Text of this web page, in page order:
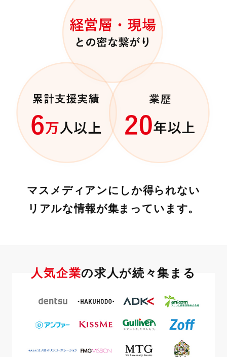
マスメディアンにしか得られない
リアルな情報が集まっています。
人気企業の求人が続々集まる